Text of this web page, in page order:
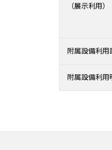
（展示利用）
附属設備利用
附属設備利用